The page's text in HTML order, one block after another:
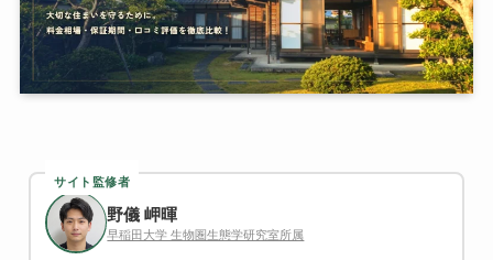
サイト監修者
野儀 岬暉
早稲田大学 生物圏生態学研究室所属